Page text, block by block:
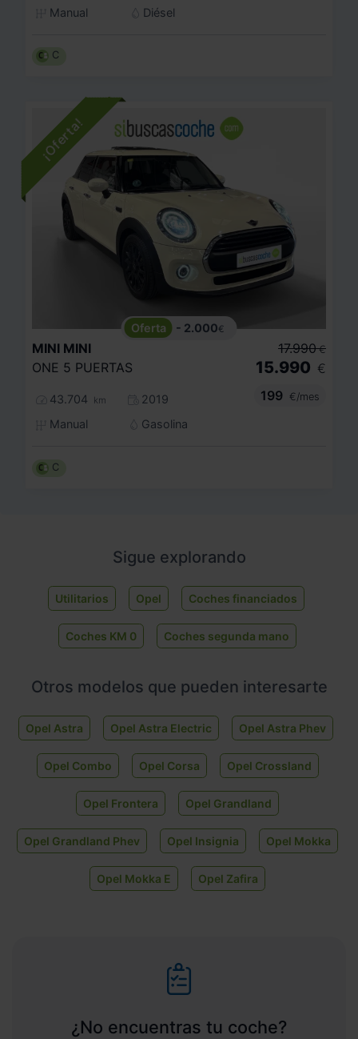
Manual
Diésel
C
- 2.000€
MINI MINI
ONE 5 PUERTAS
43.704 km
2019
Manual
Gasolina
17.990 €
15.990 €
199
€/mes
C
Sigue explorando
Utilitarios Opel Coches financiados
Coches KM 0 Coches segunda mano
Otros modelos que pueden interesarte
Opel Astra Opel Astra Electric Opel Astra Phev
Opel Combo Opel Corsa Opel Crossland
Opel Frontera Opel Grandland
Opel Grandland Phev Opel Insignia Opel Mokka
Opel Mokka E Opel Zafira
¿No encuentras tu coche?